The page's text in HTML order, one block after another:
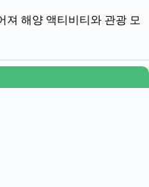
져 해양 액티비티와 관광 모